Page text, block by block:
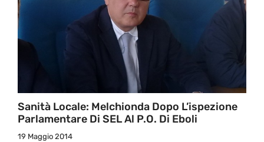
Sanità Locale: Melchionda Dopo L’ispezione
Parlamentare Di SEL Al P.O. Di Eboli
19 Maggio 2014